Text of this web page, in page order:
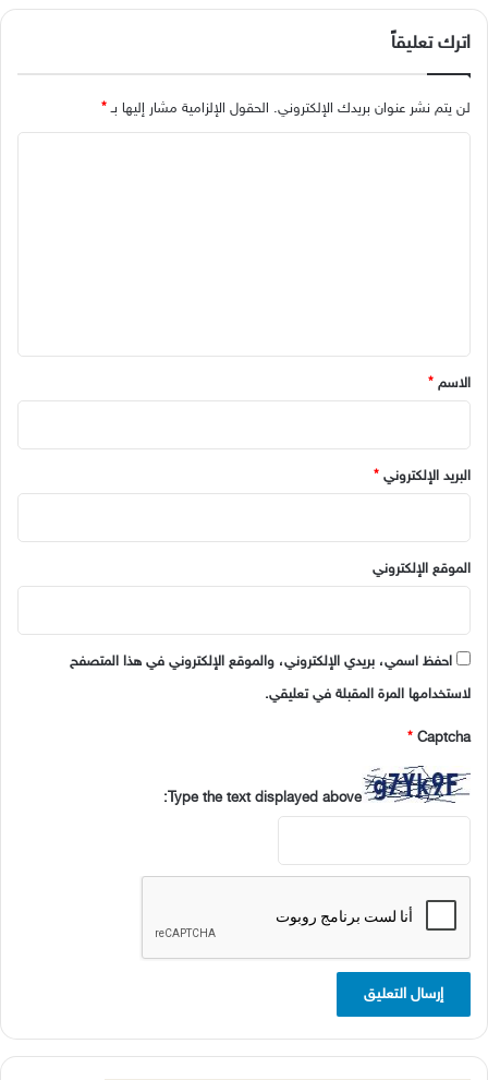
اترك تعليقاً
لن يتم نشر عنوان بريدك الإلكتروني. الحقول الإلزامية مشار إليها بـ*
*
الاسم *
البريد الإلكتروني *
الموقع الإلكتروني
احفظ اسمي، بريدي الإلكتروني، والموقع الإلكتروني في هذا المتصفح
لاستخدامها المرة المقبلة في تعليقي.
Captcha
*
Type the text displayed above: